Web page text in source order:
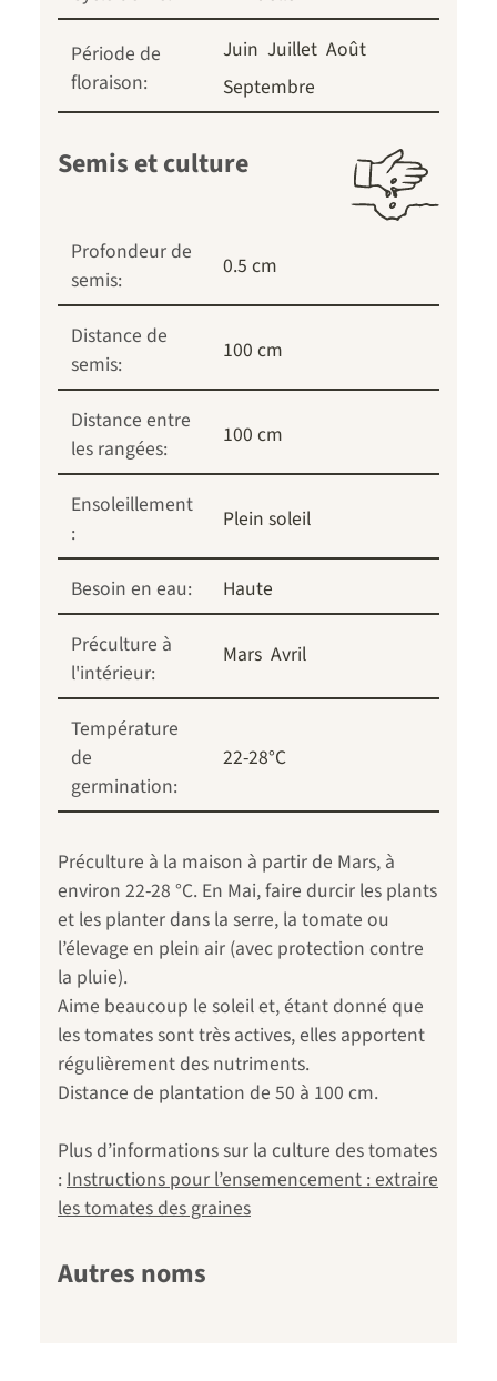
Période de
floraison:
Juin Juillet Août
Septembre
Semis et culture
Profondeur de
semis:
0.5 cm
Distance de
semis:
100 cm
Distance entre
les rangées:
100 cm
Ensoleillement
:
Plein soleil
Besoin en eau:
Haute
Préculture à
l'intérieur:
Mars Avril
Température
de
germination:
22-28°C
Préculture à la maison à partir de Mars, à
environ 22-28 °C. En Mai, faire durcir les plants
et les planter dans la serre, la tomate ou
l’élevage en plein air (avec protection contre
la pluie).
Aime beaucoup le soleil et, étant donné que
les tomates sont très actives, elles apportent
régulièrement des nutriments.
Distance de plantation de 50 à 100 cm.
Plus d’informations sur la culture des tomates
: Instructions pour l’ensemencement : extraire
les tomates des graines
Autres noms